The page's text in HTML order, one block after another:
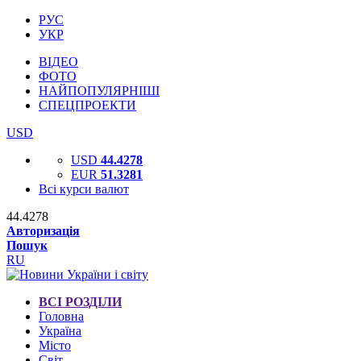
РУС
УКР
ВІДЕО
ФОТО
НАЙПОПУЛЯРНІШІ
СПЕЦПРОЕКТИ
USD
USD 44.4278
EUR 51.3281
Всі курси валют
44.4278
Авторизація
Пошук
RU
ВСІ РОЗДІЛИ
Головна
Україна
Місто